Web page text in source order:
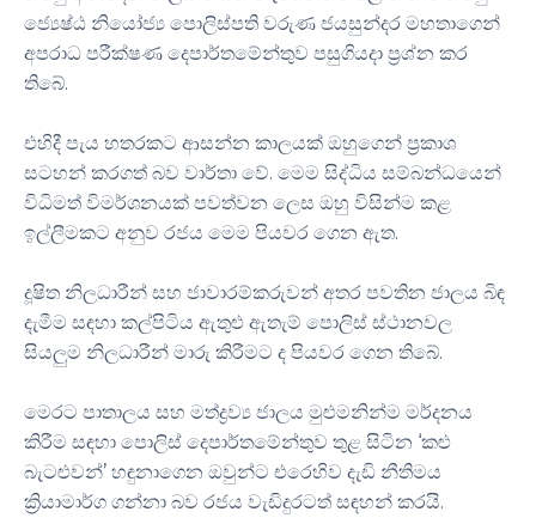
ජ්‍යෙෂ්ඨ නියෝජ්‍ය පොලිස්පති වරුණ ජයසුන්දර මහතාගෙන්
අපරාධ පරීක්ෂණ දෙපාර්තමේන්තුව පසුගියදා ප්‍රශ්න කර
තිබේ.
එහිදී පැය හතරකට ආසන්න කාලයක් ඔහුගෙන් ප්‍රකාශ
සටහන් කරගත් බව වාර්තා වේ. මෙම සිද්ධිය සම්බන්ධයෙන්
විධිමත් විමර්ශනයක් පවත්වන ලෙස ඔහු විසින්ම කළ
ඉල්ලීමකට අනුව රජය මෙම පියවර ගෙන ඇත.
දූෂිත නිලධාරීන් සහ ජාවාරම්කරුවන් අතර පවතින ජාලය බිඳ
දැමීම සඳහා කල්පිටිය ඇතුළු ඇතැම් පොලිස් ස්ථානවල
සියලුම නිලධාරීන් මාරු කිරීමට ද පියවර ගෙන තිබේ.
මෙරට පාතාලය සහ මත්ද්‍රව්‍ය ජාලය මුළුමනින්ම මර්දනය
කිරීම සඳහා පොලිස් දෙපාර්තමේන්තුව තුළ සිටින ‘කළු
බැටළුවන්’ හඳුනාගෙන ඔවුන්ට එරෙහිව දැඩි නීතිමය
ක්‍රියාමාර්ග ගන්නා බව රජය වැඩිදුරටත් සඳහන් කරයි.